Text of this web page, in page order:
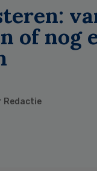
of nog
Redactie